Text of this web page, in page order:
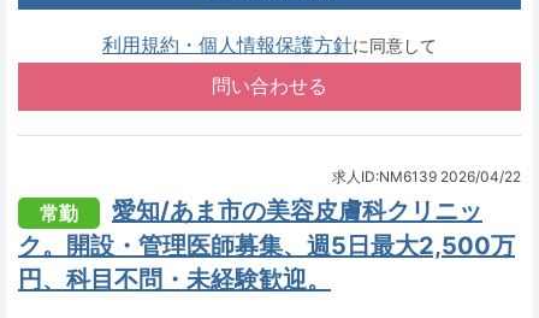
利用規約・個人情報保護方針に同意して
求人ID:NM6139 2026/04/22
常勤
愛知/あま市の美容皮膚科クリニッ
ク。開設・管理医師募集、週5日最大2,500万
円、科目不問・未経験歓迎。